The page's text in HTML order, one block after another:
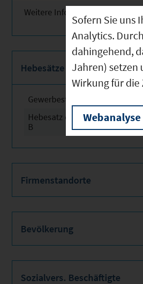
Weitere Informationen finden
Hebesätze
Gewerbesteuerhebesatz
Hebesatz der Grundsteuer
B
Firmenstandorte
Bevölkerung
Sozialvers. Beschäftigte
Sofern Sie uns
Analytics.
dahingehend,
Jahren) setzen
Wirkung für